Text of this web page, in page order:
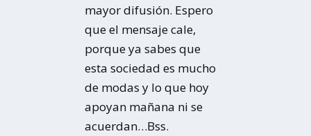
mayor difusión. Espero
que el mensaje cale,
porque ya sabes que
esta sociedad es mucho
de modas y lo que hoy
apoyan mañana ni se
acuerdan…Bss.